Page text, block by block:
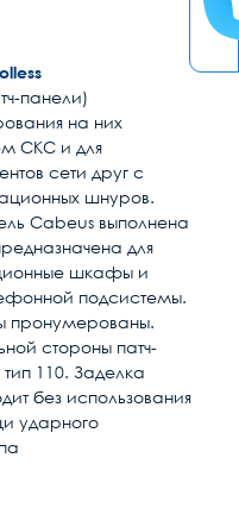
панели)
на них
СКС и для
сети друг с
шнуров.
Cabeus выполнена
для
шкафы и
подсистемы.
пронумерованы.
стороны патч-
110. Заделка
без использования
ударного